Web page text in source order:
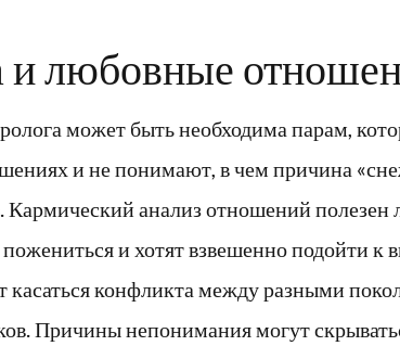
и любовные
может быть необходима парам,
и не понимают, в чем причина
Кармический анализ отношений полезен
и хотят взвешенно подойти к
касаться конфликта между разными
Причины непонимания могут